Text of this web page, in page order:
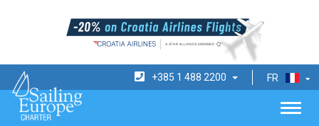
FR
+385 1 488 2200